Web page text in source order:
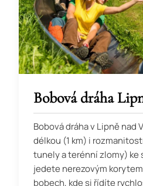
Bobová dráha
Bobová dráha v Lipně nad
délkou (1 km) i
tunely a terénní zlomy) ke
jedete nerezovým
bobech, kde si řídíte